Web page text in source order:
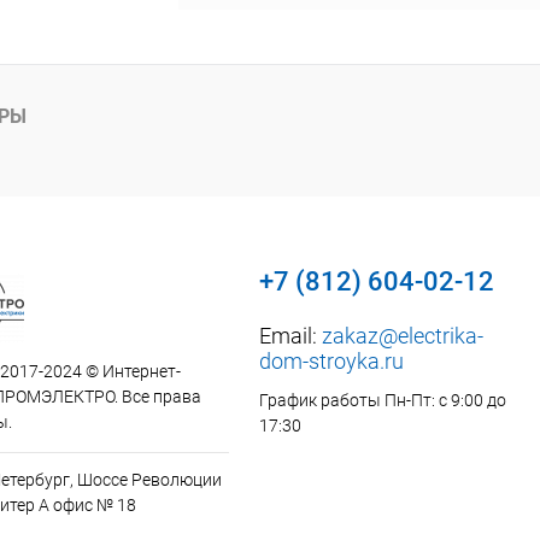
2024 © Интернет-
Все права
Шоссе Революции
А офис № 18
+7 (812) 604-02-12
Email: zakaz@electrika-
dom-stroyka.ru
График работы Пн-Пт: с 9:00 до
17:30